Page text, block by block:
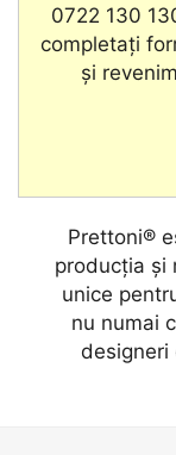
0722 130
completați
şi
Prettoni®
producţia și
unice
nu numai
designeri